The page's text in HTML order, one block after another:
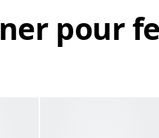
pour